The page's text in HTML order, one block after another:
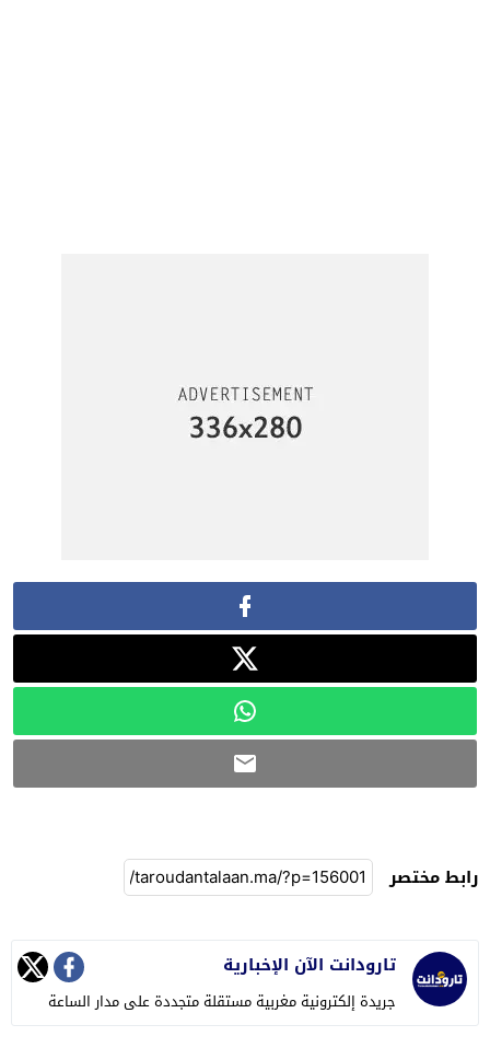
رابط مختصر
تارودانت الآن الإخبارية
جريدة إلكترونية مغربية مستقلة متجددة على مدار الساعة